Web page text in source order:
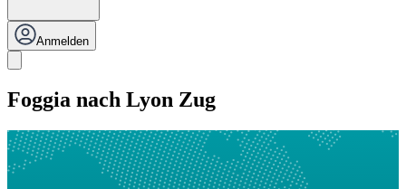
Anmelden
Foggia nach Lyon Zug